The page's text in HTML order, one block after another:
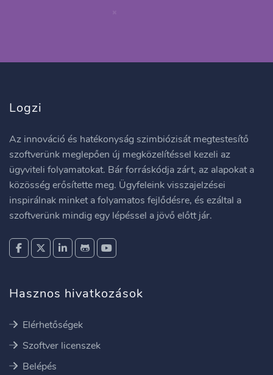
Logzi
Az innováció és hatékonyság szimbiózisát megtestesítő
szoftverünk meglepően új megközelítéssel kezeli az
ügyviteli folyamatokat. Bár forráskódja zárt, az alapokat a
közösség erősítette meg. Ügyfeleink visszajelzései
inspirálnak minket a folyamatos fejlődésre, és ezáltal a
szoftverünk mindig egy lépéssel a jövő előtt jár.
Hasznos hivatkozások
Elérhetőségek
Szoftver licenszek
Belépés